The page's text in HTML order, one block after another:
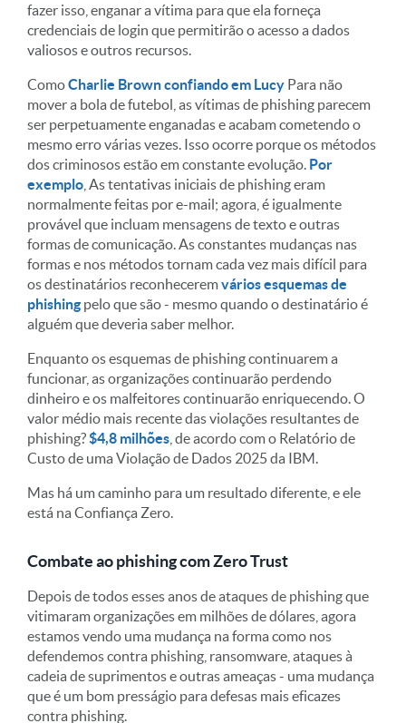
fazer isso, enganar a vítima para que ela forneça
credenciais de login que permitirão o acesso a dados
valiosos e outros recursos.
ComoCharlie Brown confiando em Lucy Para não
mover a bola de futebol, as vítimas de phishing parecem
ser perpetuamente enganadas e acabam cometendo o
mesmo erro várias vezes. Isso ocorre porque os métodos
dos criminosos estão em constante evolução. Por
exemplo , As tentativas iniciais de phishing eram
normalmente feitas por e-mail; agora, é igualmente
provável que incluam mensagens de texto e outras
formas de comunicação. As constantes mudanças nas
formas e nos métodos tornam cada vez mais difícil para
os destinatários reconheceremvários esquemas de
phishing pelo que são - mesmo quando o destinatário é
alguém que deveria saber melhor.
Enquanto os esquemas de phishing continuarem a
funcionar, as organizações continuarão perdendo
dinheiro e os malfeitores continuarão enriquecendo. O
valor médio mais recente das violações resultantes de
phishing? $4,8 milhões , de acordo com o Relatório de
Custo de uma Violação de Dados 2025 da IBM.
Mas há um caminho para um resultado diferente, e ele
está na Confiança Zero.
Combate ao phishing com Zero Trust
Depois de todos esses anos de ataques de phishing que
vitimaram organizações em milhões de dólares, agora
estamos vendo uma mudança na forma como nos
defendemos contra phishing, ransomware, ataques à
cadeia de suprimentos e outras ameaças - uma mudança
que é um bom presságio para defesas mais eficazes
contra phishing.